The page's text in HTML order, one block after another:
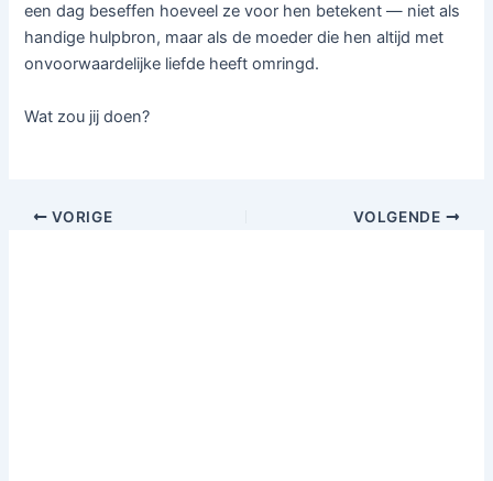
een dag beseffen hoeveel ze voor hen betekent — niet als
handige hulpbron, maar als de moeder die hen altijd met
onvoorwaardelijke liefde heeft omringd.
Wat zou jij doen?
VORIGE VOLGENDE